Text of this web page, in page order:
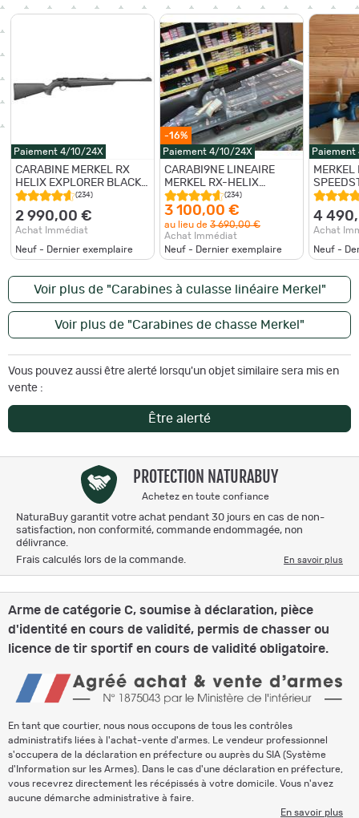
Paiement 4/10/24X
CARABINE MERKEL RX
HELIX EXPLORER BLACK
MAGIC 30-06 CANON
LOURD 19MM
(234)
2 990,00 €
Achat Immédiat
Neuf - Dernier exemplaire
-16%
Paiement 4/10/24X
CARABI9NE LINEAIRE
MERKEL RX-HELIX
EXPLORER BLACK MAGIC
CALIBRE 30-06 CANON
DE 56 CM NEUVE
(234)
3 100,00 €
au lieu de 3 690,00 €
Achat Immédiat
Neuf - Dernier exemplaire
30-06
4
Achat
Neuf -
Voir plus de "Carabines à culasse linéaire Merkel"
Voir plus de "Carabines de chasse Merkel"
Vous pouvez aussi être alerté lorsqu'un objet similaire sera mis en
vente :
Être alerté
PROTECTION NATURABUY
Achetez en toute confiance
NaturaBuy garantit votre achat pendant 30 jours en cas de non-
satisfaction, non conformité, commande endommagée, non
délivrance.
Frais calculés lors de la commande.
En savoir plus
Arme de catégorie C, soumise à déclaration, pièce
d'identité en cours de validité, permis de chasser ou
licence de tir sportif en cours de validité obligatoire.
En tant que courtier, nous nous occupons de tous les contrôles
administratifs liées à l'achat-vente d'armes. Le vendeur professionnel
s'occupera de la déclaration en préfecture ou auprès du SIA (Système
d'Information sur les Armes). Dans le cas d'une déclaration en préfecture,
vous recevrez directement les récépissés à votre domicile. Vous n'avez
aucune démarche administrative à faire.
En savoir plus